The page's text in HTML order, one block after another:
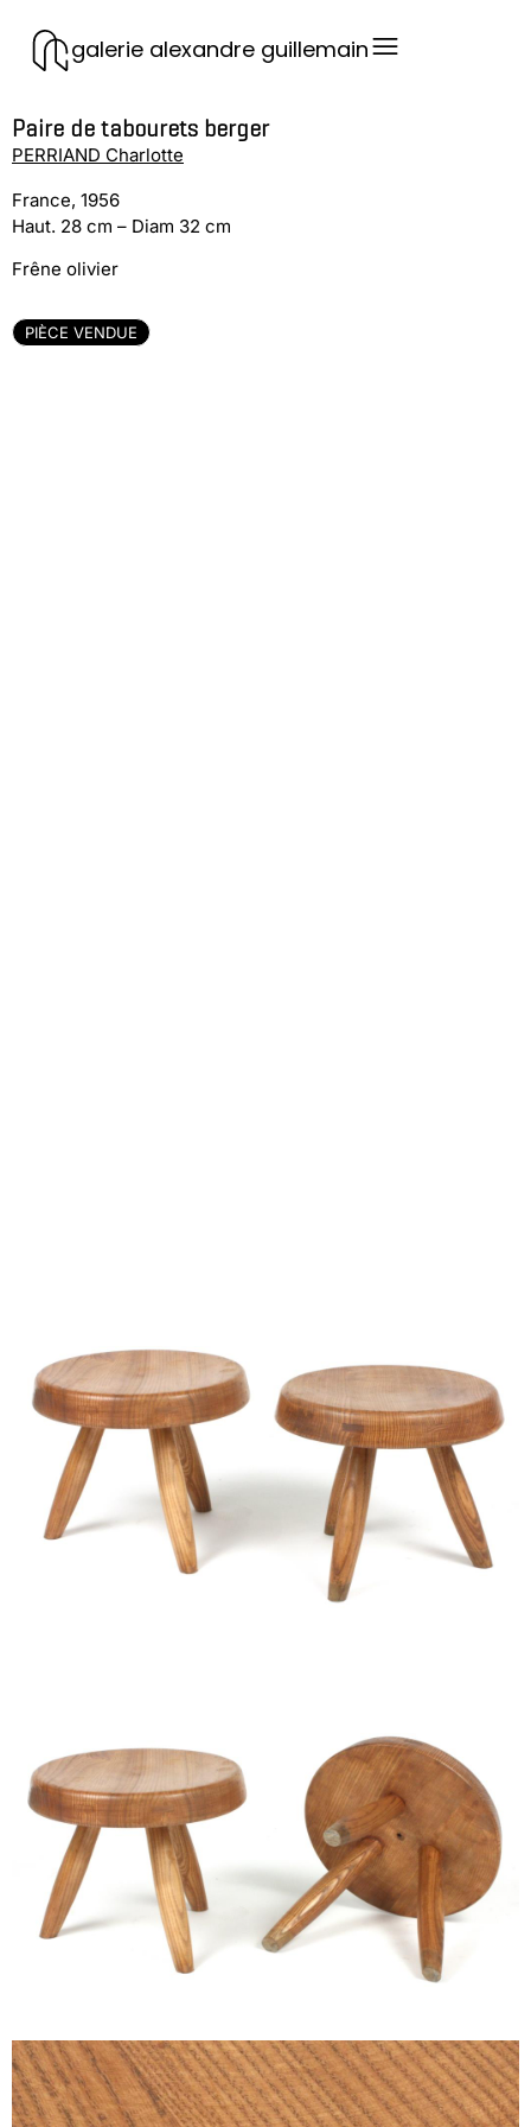
galerie alexandre guillemain
Paire de tabourets berger
PERRIAND Charlotte
France, 1956
Haut. 28 cm – Diam 32 cm
Frêne olivier
PIÈCE VENDUE